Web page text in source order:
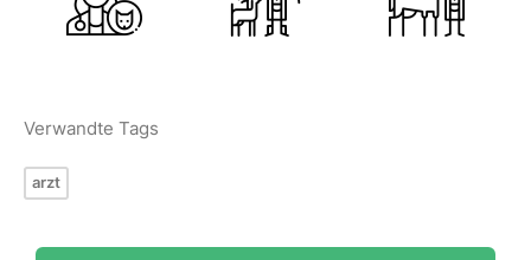
Verwandte Tags
arzt